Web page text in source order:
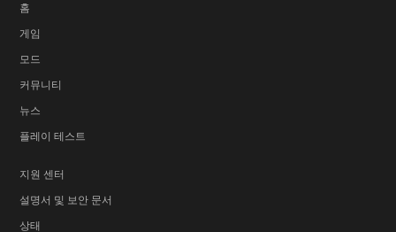
홈
게임
모드
커뮤니티
뉴스
플레이 테스트
지원 센터
설명서 및 보안 문서
상태